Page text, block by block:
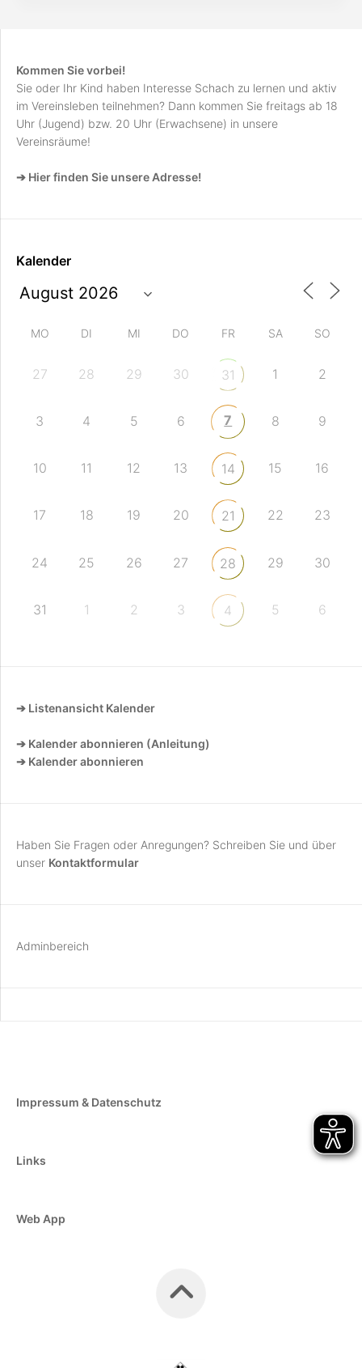
Kommen Sie vorbei!
Sie oder Ihr Kind haben Interesse Schach zu lernen und aktiv
im Vereinsleben teilnehmen? Dann kommen Sie freitags ab 18
Uhr (Jugend) bzw. 20 Uhr (Erwachsene) in unsere
Vereinsräume!
➔ Hier finden Sie unsere Adresse!
Kalender
MO DI MI DO FR SA SO
27 28 29 30 31 1 2
3 4 5 6 7 8 9
10 11 12 13 14 15 16
17 18 19 20 21 22 23
24 25 26 27 28 29 30
31 1 2 3 4 5 6
➔ Listenansicht Kalender
➔ Kalender abonnieren (Anleitung)
➔ Kalender abonnieren
Haben Sie Fragen oder Anregungen? Schreiben Sie und über
unser Kontaktformular
Adminbereich
Impressum & Datenschutz
Links
Web App